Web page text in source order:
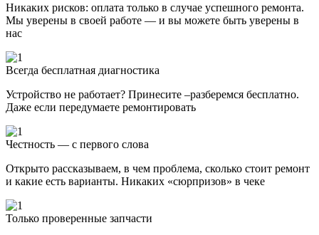
Никаких рисков: оплата только в случае успешного ремонта.
Мы уверены в своей работе — и вы можете быть уверены в
нас
Всегда бесплатная диагностика
Устройство не работает? Принесите –разберемся бесплатно.
Даже если передумаете ремонтировать
Честность — с первого слова
Открыто рассказываем, в чем проблема, сколько стоит ремонт
и какие есть варианты. Никаких «сюрпризов» в чеке
Только проверенные запчасти